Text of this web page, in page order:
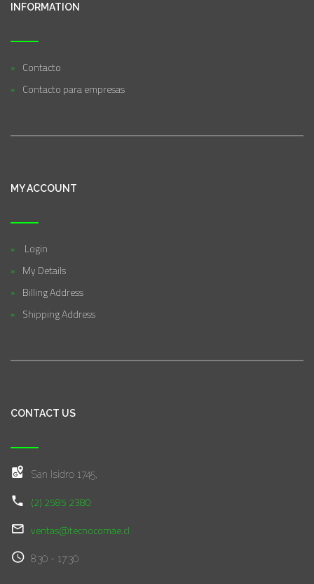
INFORMATION
Contacto
Contacto para empresas
MY ACCOUNT
Login
My Details
Billing Address
Shipping Address
CONTACT US
San Isidro 1745,
(2) 2585 2380
ventas@tecnocomae.cl
8:30 - 17:30